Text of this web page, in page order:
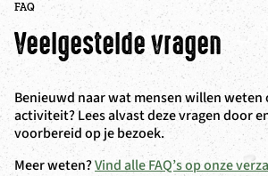
FAQ
Veelgestelde vragen
Benieuwd naar wat mensen willen weten
activiteit? Lees alvast deze vragen door
voorbereid op je bezoek.
Meer weten?Vind alle FAQ’s op onze